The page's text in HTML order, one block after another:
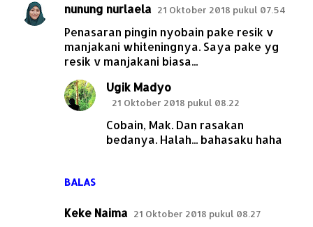
K
nunung nurlaela 21 Oktober 2018 pukul 07.54
Penasaran pingin nyobain pake resik v
manjakani whiteningnya. Saya pake yg
resik v manjakani biasa...
BALAS
Ugik Madyo
21 Oktober 2018 pukul 08.22
Cobain, Mak. Dan rasakan
bedanya. Halah... bahasaku haha
Keke Naima 21 Oktober 2018 pukul 08.27